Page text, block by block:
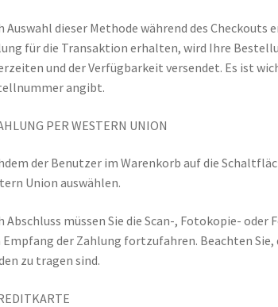
Auswahl dieser Methode während des
für die Transaktion erhalten, wird Ihre
und der Verfügbarkeit versendet. Es ist
angibt.
PER WESTERN UNION
der Benutzer im Warenkorb auf die
Union auswählen.
Abschluss müssen Sie die Scan-, Fotokopie-
Empfang der Zahlung fortzufahren. Beachten
zu tragen sind.